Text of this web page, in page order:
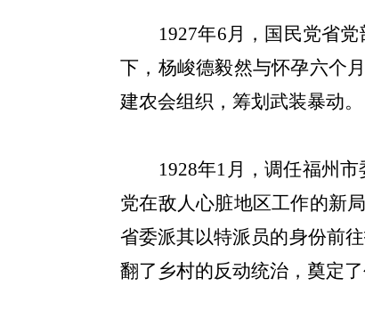
1927年6月，国民党省
下，杨峻德毅然与怀孕六个
建农会组织，筹划武装暴动。
1928年1 月，调任福州
党在敌人心脏地区工作的新局
省委派其以特派员的身份前
翻了乡村的反动统治，奠定